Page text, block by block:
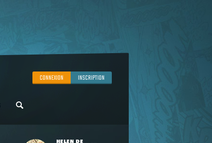
CONNEXION INSCRIPTION
HELEN DE